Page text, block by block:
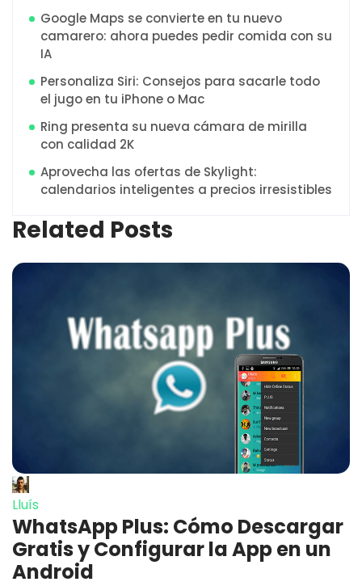
Google Maps se convierte en tu nuevo
camarero: ahora puedes pedir comida con su
IA
Personaliza Siri: Consejos para sacarle todo
el jugo en tu iPhone o Mac
Ring presenta su nueva cámara de mirilla
con calidad 2K
Aprovecha las ofertas de Skylight:
calendarios inteligentes a precios irresistibles
Related Posts
Lluís
WhatsApp Plus: Cómo Descargar
Gratis y Configurar la App en un
Android